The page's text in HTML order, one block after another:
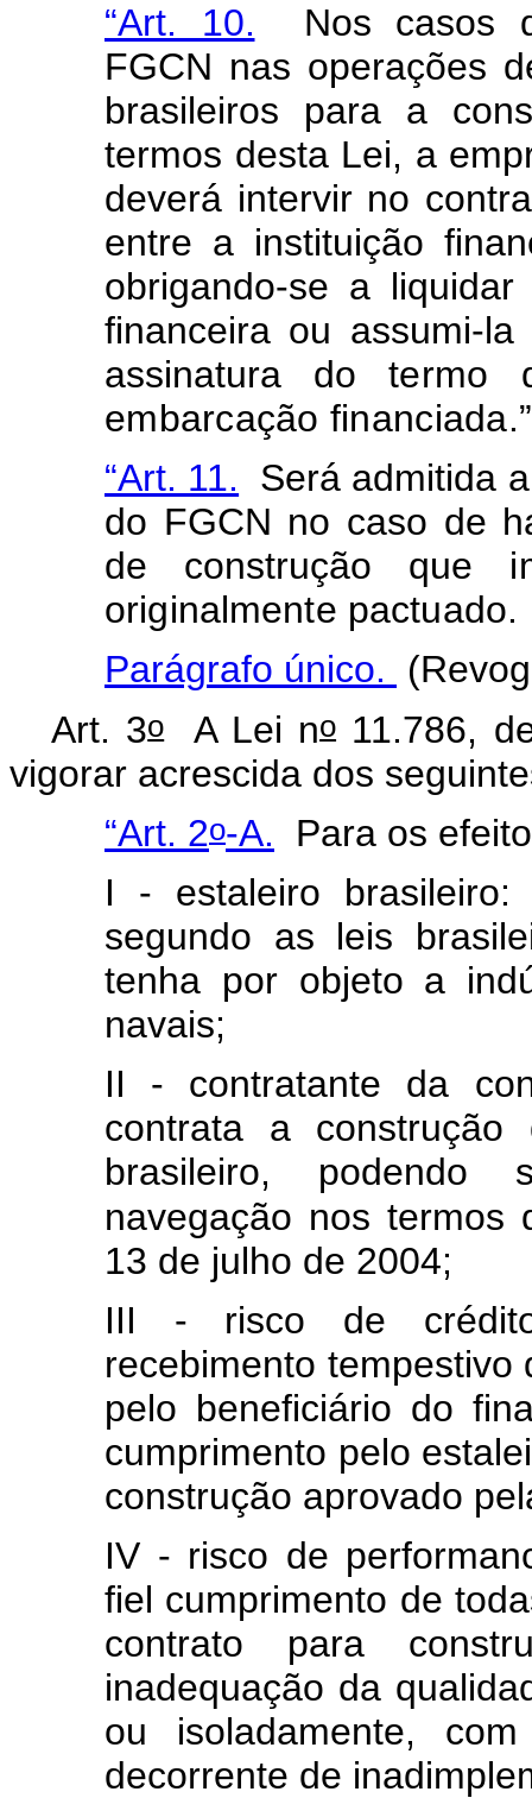
“Art. 10. Nos casos
FGCN nas operações
brasileiros para a
termos desta Lei, a
deverá intervir no
entre a instituição
obrigando-se a
financeira ou assumi-
assinatura dotermo
embarcação financiada.
“Art. 11. Será admitida
do FGCN no caso de
de construção que
originalmente pactuado.
Parágrafo único.
Art. 3oA Lei no 11.786,
vigorar acrescida dos
“Art. 2o-A.
Para os
I - estaleiro brasileiro:
segundo as leis
tenha por objeto a
navais;
II - contratante da
contrata a construção
brasileiro, podendo
navegação nos termos
13 de julho de 2004;
III - risco de
recebimento
pelo beneficiário do
cumprimento pelo
construção aprovado
IV - risco de
fiel cumprimento de
contrato para
inadequação da
ou isoladamente,
decorrente de